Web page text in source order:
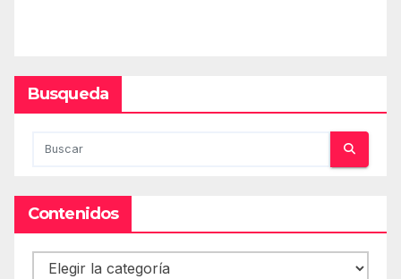
Busqueda
Contenidos
Contenidos